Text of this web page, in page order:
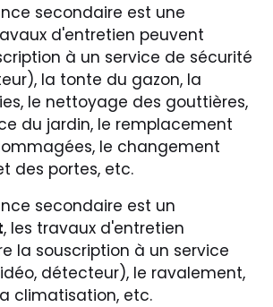
secondaire est une
d'entretien peuvent
à un service de sécurité
la tonte du gazon, la
le nettoyage des gouttières,
du jardin, le remplacement
le changement
des portes, etc.
secondaire est un
, les travaux d'entretien
la souscription à un service
détecteur), le ravalement,
climatisation, etc.